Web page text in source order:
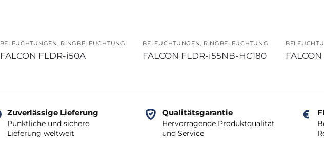
BELEUCHTUNGEN RINGBELEUCHTUNG
FALCON FLDR-i50A
BELEUCHTUNGEN RINGBELEUCHTUNG
FALCON FLDR-i55NB-HC180
Zuverlässige Lieferung
Pünktliche und sichere
Lieferung weltweit
Qualitätsgarantie
Hervorragende Produktqualität
und Service